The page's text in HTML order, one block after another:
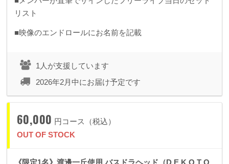
リスト
■映像のエンドロールにお名前を記載
1人が支援しています
2026年2月中にお届け予定です
60,000 円コース（税込）
OUT OF STOCK